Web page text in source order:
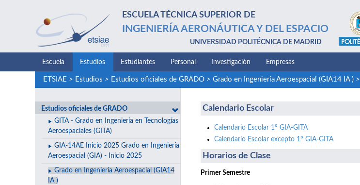
ESCUELA TÉCNICA SUPERIOR DE
INGENIERÍA AERONÁUTICA Y DEL ESPACIO
UNIVERSIDAD POLITÉCNICA DE MADRID
Escuela Estudios Estudiantes Personal Investigación Empresas
ETSIAE > Estudios > Estudios oficiales de GRADO> Grado en Ingeniería Aeroespacial (GIA14 IA )>
Estudios oficiales de GRADO
GITA - Grado en Ingeniería en Tecnologías
Aeroespaciales (GITA)
GIA-14AE Inicio 2025 Grado en Ingeniería
Aeroespacial (GIA) - Inicio 2025
Grado en Ingeniería Aeroespacial (GIA14
IA )
Calendario Escolar
Calendario Escolar 1º GIA-GITA
Calendario Escolar excepto 1º GIA-GITA
Horarios de Clase
Primer Semestre